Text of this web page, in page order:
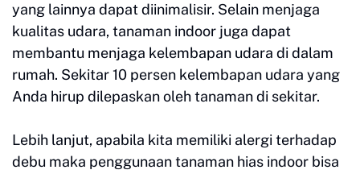
yang lainnya dapat diinimalisir. Selain menjaga
kualitas udara, tanaman indoor juga dapat
membantu menjaga kelembapan udara di dalam
rumah. Sekitar 10 persen kelembapan udara yang
Anda hirup dilepaskan oleh tanaman di sekitar.
Lebih lanjut, apabila kita memiliki alergi terhadap
debu maka penggunaan tanaman hias indoor bisa